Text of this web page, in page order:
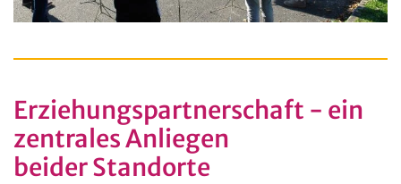
Erziehungspartnerschaft - ein
zentrales Anliegen
beider Standorte